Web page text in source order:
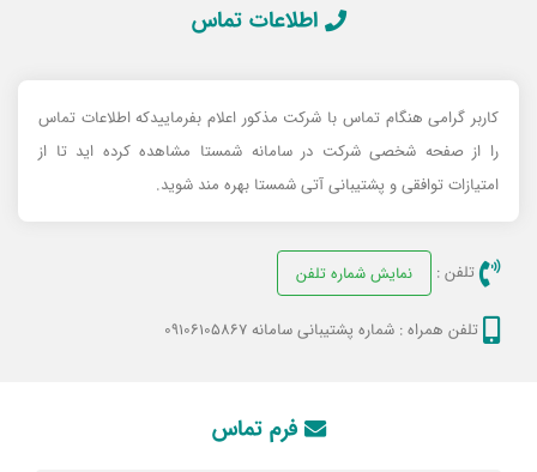
اطلاعات تماس
کاربر گرامی هنگام تماس با شرکت مذکور اعلام بفرماییدکه اطلاعات تماس
را از صفحه شخصی شرکت در سامانه شمستا مشاهده کرده اید تا از
امتیازات توافقی و پشتیبانی آتی شمستا بهره مند شوید.
تلفن : نمایش شماره تلفن
تلفن همراه : شماره پشتیبانی سامانه 09106105867
فرم تماس